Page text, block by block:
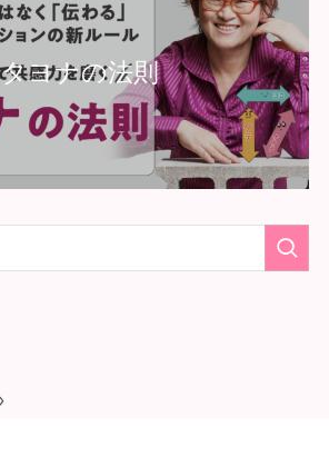
タヨナの法則